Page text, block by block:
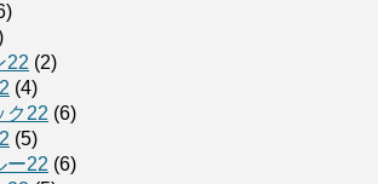
22 (2)
(4)
ク22 (6)
(5)
ー22 (6)